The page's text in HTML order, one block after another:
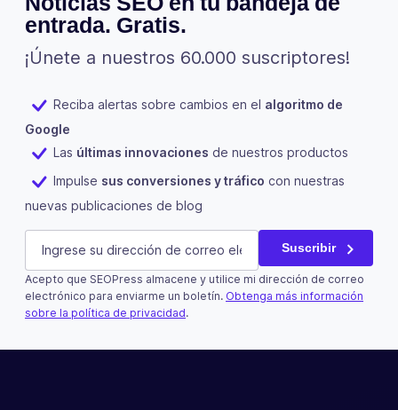
entrada. Gratis.
¡Únete a nuestros 60.000 suscriptores!
Reciba alertas sobre cambios en el algoritmo de
Google
Las últimas innovaciones de nuestros productos
Impulse sus conversiones y tráfico con nuestras
nuevas publicaciones de blog
Email
Este campo es un campo de validación y debe quedar
E-mail (Obligatorio) Suscribir
Acepto que SEOPress almacene y utilice mi dirección de correo
electrónico para enviarme un boletín. Obtenga más información
sobre la política de privacidad.